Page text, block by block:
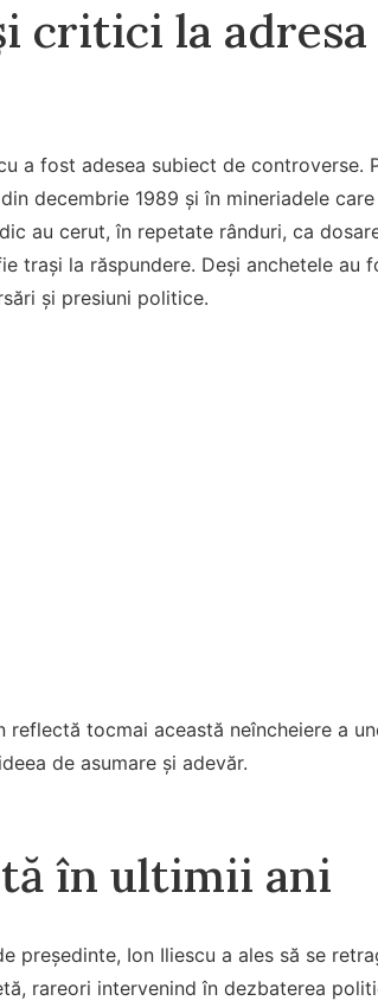
critici la
a fost adesea subiect de controverse.
decembrie 1989 și în mineriadele
au cerut, în repetate rânduri, ca
trași la răspundere. Deși anchetele au
și presiuni politice.
reflectă tocmai această neîncheiere a
de asumare și adevăr.
în ultimii ani
președinte, Ion Iliescu a ales să se
rareori intervenind în dezbaterea